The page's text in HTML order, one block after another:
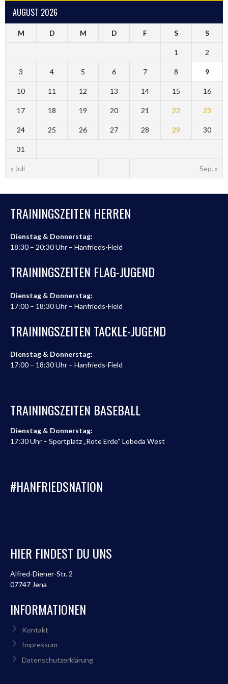
AUGUST 2026
M D M D F S S
« Juli Sep. »
1 2
3 4 5 6 7 8 9
10 11 12 13 14 15 16
17 18 19 20 21 22 23
24 25 26 27 28 29 30
31
TRAININGSZEITEN HERREN
Dienstag & Donnerstag:
18:30 – 20:30 Uhr – Hanfrieds-Field
TRAININGSZEITEN FLAG-JUGEND
Dienstag & Donnerstag:
17:00 – 18:30 Uhr – Hanfrieds-Field
TRAININGSZEITEN TACKLE-JUGEND
Dienstag & Donnerstag:
17:00 – 18:30 Uhr – Hanfrieds-Field
TRAININGSZEITEN BASEBALL
Dienstag & Donnerstag:
17:30 Uhr – Sportplatz „Rote Erde“ Lobeda West
#HANFRIEDSNATION
HIER FINDEST DU UNS
Alfred-Diener-Str. 2
07747 Jena
INFORMATIONEN
Kontakt
Impressum
Datenschutzerklärung